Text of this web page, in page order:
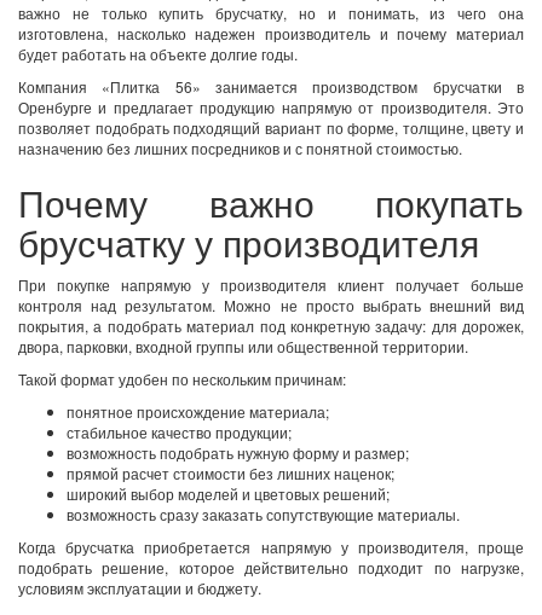
важно не только купить брусчатку, но и понимать, из чего она
изготовлена, насколько надежен производитель и почему материал
будет работать на объекте долгие годы.
Компания «Плитка 56» занимается производством брусчатки в
Оренбурге и предлагает продукцию напрямую от производителя. Это
позволяет подобрать подходящий вариант по форме, толщине, цвету и
назначению без лишних посредников и с понятной стоимостью.
Почему важно покупать
брусчатку у производителя
При покупке напрямую у производителя клиент получает больше
контроля над результатом. Можно не просто выбрать внешний вид
покрытия, а подобрать материал под конкретную задачу: для дорожек,
двора, парковки, входной группы или общественной территории.
Такой формат удобен по нескольким причинам:
понятное происхождение материала;
стабильное качество продукции;
возможность подобрать нужную форму и размер;
прямой расчет стоимости без лишних наценок;
широкий выбор моделей и цветовых решений;
возможность сразу заказать сопутствующие материалы.
Когда брусчатка приобретается напрямую у производителя, проще
подобрать решение, которое действительно подходит по нагрузке,
условиям эксплуатации и бюджету.